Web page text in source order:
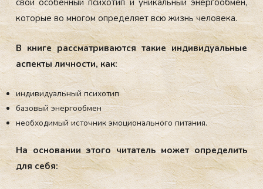
ко­торые во мно­гом оп­ре­деля­ет всю жизнь че­лове­ка.
В кни­ге рас­смат­ри­ва­ют­ся та­кие ин­ди­виду­аль­ные
ас­пекты лич­ности, как:
индивидуальный психотип
базовый энергообмен
необходимый источник эмоционального питания.
На ос­но­вании это­го чи­татель мо­жет оп­ре­делить
для се­бя: